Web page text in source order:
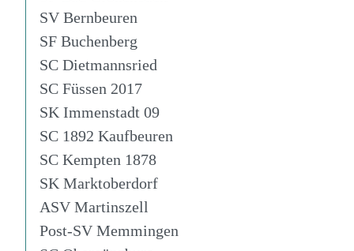
SV Bernbeuren
SF Buchenberg
SC Dietmannsried
SC Füssen 2017
SK Immenstadt 09
SC 1892 Kaufbeuren
SC Kempten 1878
SK Marktoberdorf
ASV Martinszell
Post-SV Memmingen